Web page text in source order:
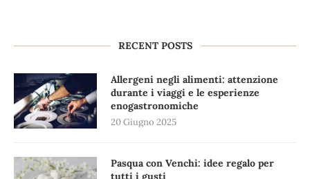
RECENT POSTS
Allergeni negli alimenti: attenzione
durante i viaggi e le esperienze
enogastronomiche
20 Giugno 2025
Pasqua con Venchi: idee regalo per
tutti i gusti